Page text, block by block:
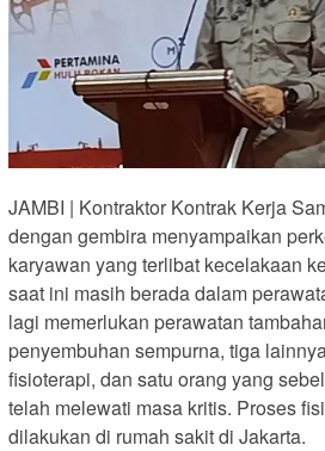
JAMBI | Kontraktor Kontrak Kerja
dengan gembira menyampaikan
karyawan yang terlibat kecelakaan
saat ini masih berada dalam
lagi memerlukan perawatan
penyembuhan sempurna, tiga
fisioterapi, dan satu orang yang
telah melewati masa kritis. Proses
dilakukan di rumah sakit di Jakarta.